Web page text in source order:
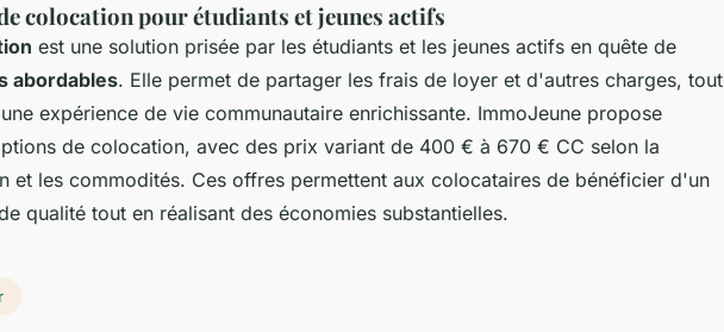
colocation pour étudiants et jeunes actifs
est une solution prisée par les étudiants et les jeunes actifs en quête de
abordables. Elle permet de partager les frais de loyer et d'autres charges, tout
expérience de vie communautaire enrichissante. ImmoJeune propose
de colocation, avec des prix variant de 400 € à 670 € CC selon la
et les commodités. Ces offres permettent aux colocataires de bénéficier d'un
qualité tout en réalisant des économies substantielles.